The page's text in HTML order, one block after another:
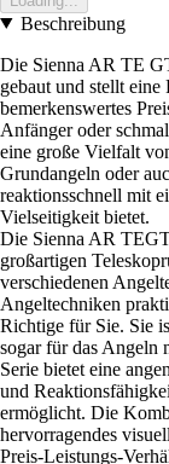
Beschreibung
Die Sienna AR TE
gebaut und stellt
bemerkenswertes
Anfänger oder
eine große Vielfalt
Grundangeln oder
reaktionsschnell mit
Vielseitigkeit bietet.
Die Sienna AR
großartigen
verschiedenen
Angeltechniken
Richtige für Sie. Sie
sogar für das Angeln
Serie bietet eine
und
ermöglicht. Die
hervorragendes
Preis-Leistungs-